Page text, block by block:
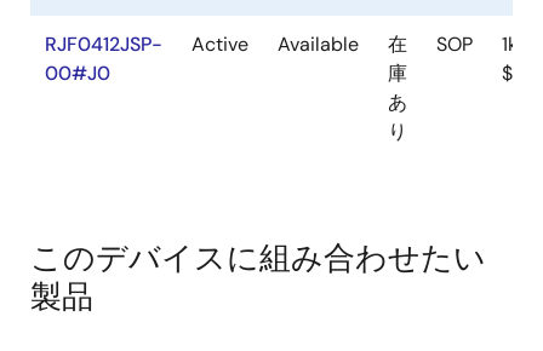
RJF0412JSP-
00#J0
Active Available
在
庫
あ
り
SOP
1ku |
このデバイスに組み合わせたい
製品